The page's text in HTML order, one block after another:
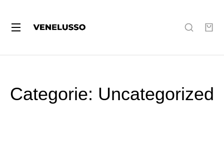
Categorie: Uncategorized